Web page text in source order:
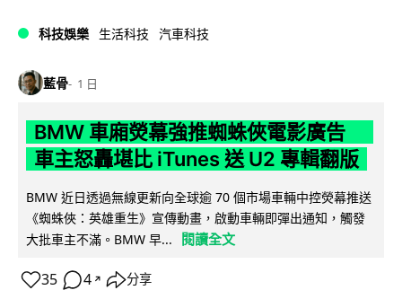
科技娛樂 生活科技 汽車科技
藍骨 1 日
BMW 車廂熒幕強推蜘蛛俠電影廣告
車主怒轟堪比 iTunes 送 U2 專輯翻版
BMW 近日透過無線更新向全球逾 70 個市場車輛中控熒幕推送
《蜘蛛俠：英雄重生》宣傳動畫，啟動車輛即彈出通知，觸發
大批車主不滿。BMW 早...
閱讀全文
35 4 ↗ 分享